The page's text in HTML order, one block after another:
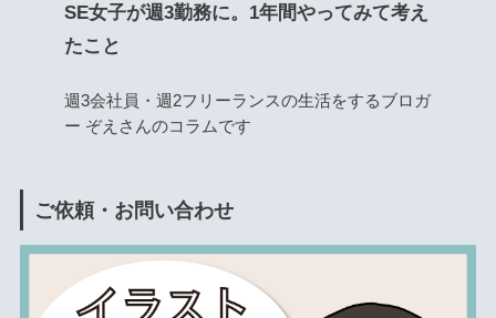
SE女子が週3勤務に。1年間やってみて考え
たこと
週3会社員・週2フリーランスの生活をするブロガ
ー ぞえさんのコラムです
ご依頼・お問い合わせ